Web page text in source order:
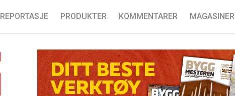
REPORTASJE PRODUKTER KOMMENTARER MAGASINER